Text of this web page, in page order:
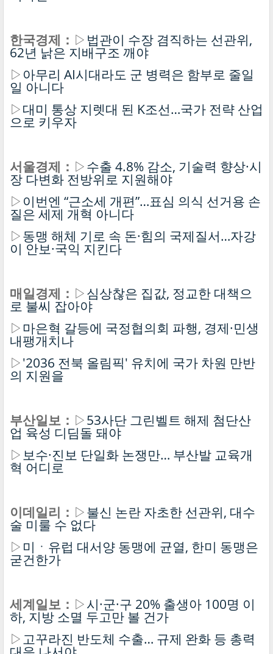
한국경제： ▷ 법관이 수장 겸직하는 선관위,
62년 낡은 지배구조 깨야
▷ 아무리 AI시대라도 군 병력은 함부로 줄일
일 아니다
▷대미 통상 지렛대 된 K조선…국가 전략 산업
으로 키우자
서울경제： ▷수출 4.8% 감소, 기술력 향상·시
장 다변화 전방위로 지원해야
▷ 이번엔 “근소세 개편”…표심 의식 선거용 손
질은 세제 개혁 아니다
▷동맹 해체 기로 속 돈·힘의 국제질서…자강
이 안보·국익 지킨다
매일경제： ▷심상찮은 집값, 정교한 대책으
로 불씨 잡아야
▷마은혁 갈등에 국정협의회 파행, 경제·민생
내팽개치나
▷'2036 전북 올림픽' 유치에 국가 차원 만반
의 지원을
부산일보： ▷53사단 그린벨트 해제 첨단산
업 육성 디딤돌 돼야
▷보수·진보 단일화 논쟁만… 부산발 교육개
혁 어디로
이데일리： ▷불신 논란 자초한 선관위, 대수
술 미룰 수 없다
▷ 미ㆍ유럽 대서양 동맹에 균열, 한미 동맹은
굳건한가
세계일보： ▷시·군·구 20% 출생아 100명 이
하, 지방 소멸 두고만 볼 건가
▷고꾸라진 반도체 수출… 규제 완화 등 총력